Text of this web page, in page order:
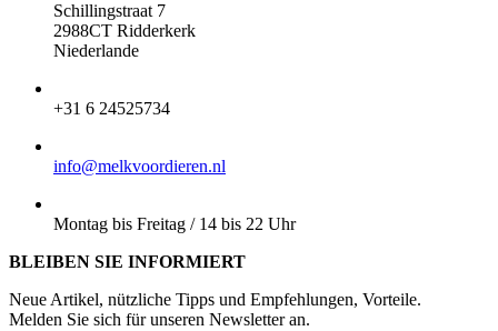
Schillingstraat 7
2988CT Ridderkerk
Niederlande
+31 6 24525734
info@melkvoordieren.nl
Montag bis Freitag / 14 bis 22 Uhr
BLEIBEN SIE INFORMIERT
Neue Artikel, nützliche Tipps und Empfehlungen, Vorteile.
Melden Sie sich für unseren Newsletter an.